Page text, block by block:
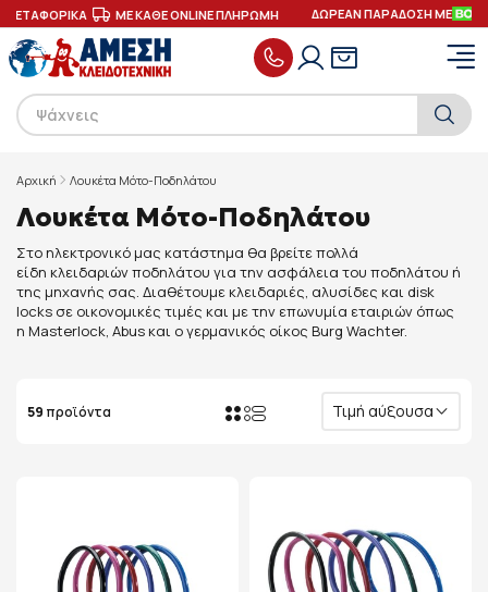
ΜΕ ΚΑΘΕ ONLINE ΠΛΗΡΩΜΗ ΔΩΡΕΑΝ ΠΑΡΑΔΟΣΗ ΜΕ
Αρχική Λουκέτα Μότο-Ποδηλάτου
Λουκέτα Μότο-Ποδηλάτου
Στo ηλεκτρονικό μας κατάστημα θα βρείτε πολλά
είδη κλειδαριών ποδηλάτου για την ασφάλεια του ποδηλάτου ή
της μηχανής σας. Διαθέτουμε κλειδαριές, αλυσίδες και disk
locks σε οικονομικές τιμές και με την επωνυμία εταιριών όπως
η Masterlock, Abus και ο γερμανικός οίκος Burg Wachter.
59 προϊόντα Τιμή αύξουσα